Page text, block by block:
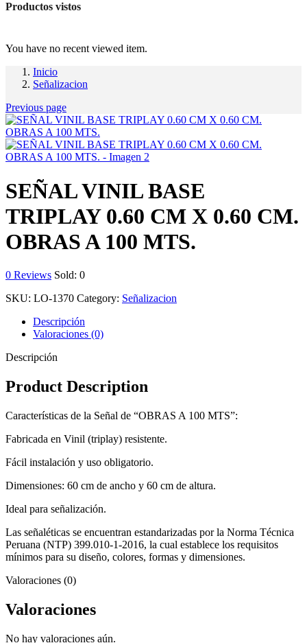
Productos vistos
You have no recent viewed item.
Inicio
Señalizacion
Previous page
SEÑAL VINIL BASE
TRIPLAY 0.60 CM X 0.60 CM.
OBRAS A 100 MTS.
0 Reviews Sold: 0
SKU: LO-1370 Category: Señalizacion
Descripción
Valoraciones (0)
Descripción
Product Description
Características de la Señal de “OBRAS A 100 MTS”:
Fabricada en Vinil (triplay) resistente.
Fácil instalación y uso obligatorio.
Dimensiones: 60 cm de ancho y 60 cm de altura.
Ideal para señalización.
Las señaléticas se encuentran estandarizadas por la Norma Técnica
Peruana (NTP) 399.010-1-2016, la cual establece los requisitos
mínimos para su diseño, colores, formas y dimensiones.
Valoraciones (0)
Valoraciones
No hay valoraciones aún.